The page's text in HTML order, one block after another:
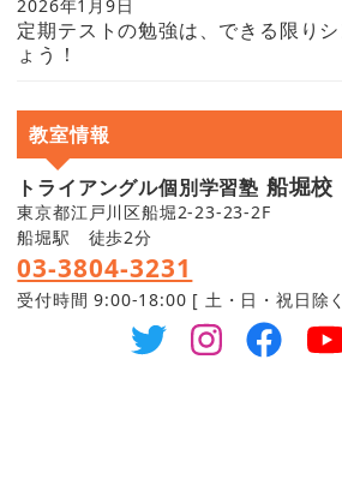
定期テストの勉強は、できる限り
ょう！
2026年1月9日
教室情報
トライアングル個別学習塾 船堀校
東京都江戸川区船堀2-23-23-2F
船堀駅 徒歩2分
03-3804-3231
受付時間 9:00-18:00 [ 土・日・祝日除